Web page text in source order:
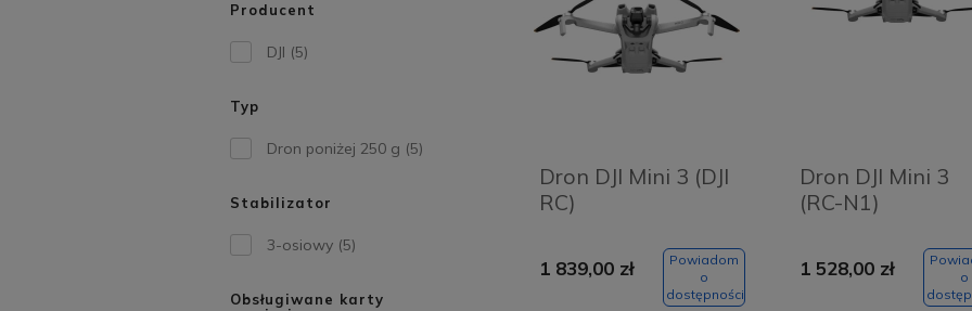
Producent
DJI (5)
Typ
Dron poniżej 250 g (5)
Stabilizator
3-osiowy (5)
Obsługiwane karty
Dron DJI Mini 3 (DJI
RC)
1 839,00 zł
Powiadom
o
dostępności
Dron DJI Mini 3
(RC-N1)
1 528,00 zł
o